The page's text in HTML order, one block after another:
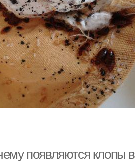
появляются клопы